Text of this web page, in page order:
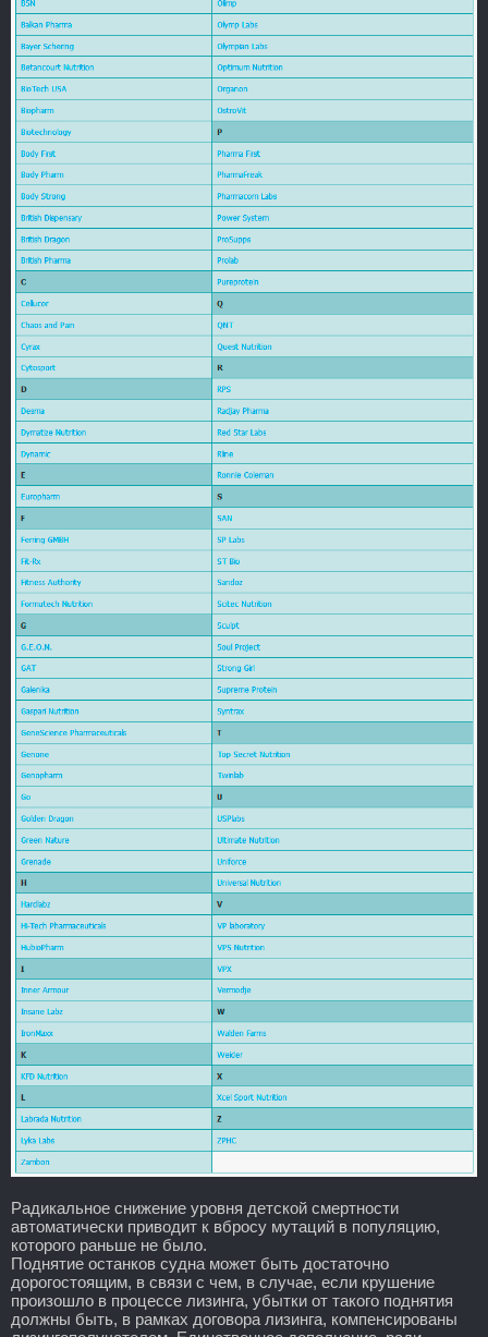
Радикальное снижение уровня детской смертности
автоматически приводит к вбросу мутаций в популяцию,
которого раньше не было.
Поднятие останков судна может быть достаточно
дорогостоящим, в связи с чем, в случае, если крушение
произошло в процессе лизинга, убытки от такого поднятия
должны быть, в рамках договора лизинга, компенсированы